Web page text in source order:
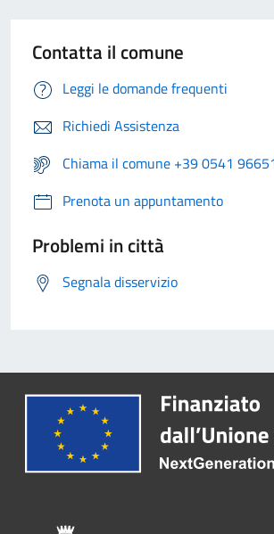
Contatta il comune
Leggi le domande frequenti
Richiedi Assistenza
Chiama il comune +39 0541
Prenota un appuntamento
Problemi in città
Segnala disservizio